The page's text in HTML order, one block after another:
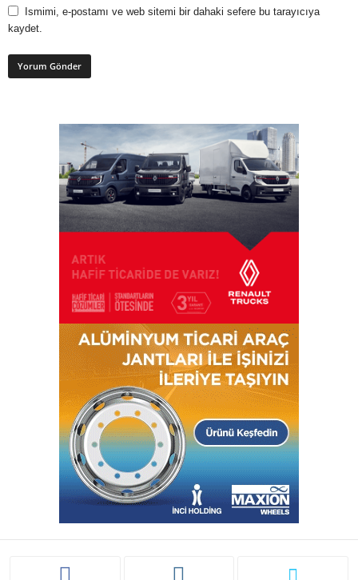
Ismimi, e-postamı ve web sitemi bir dahaki sefere bu tarayıcıya
kaydet.